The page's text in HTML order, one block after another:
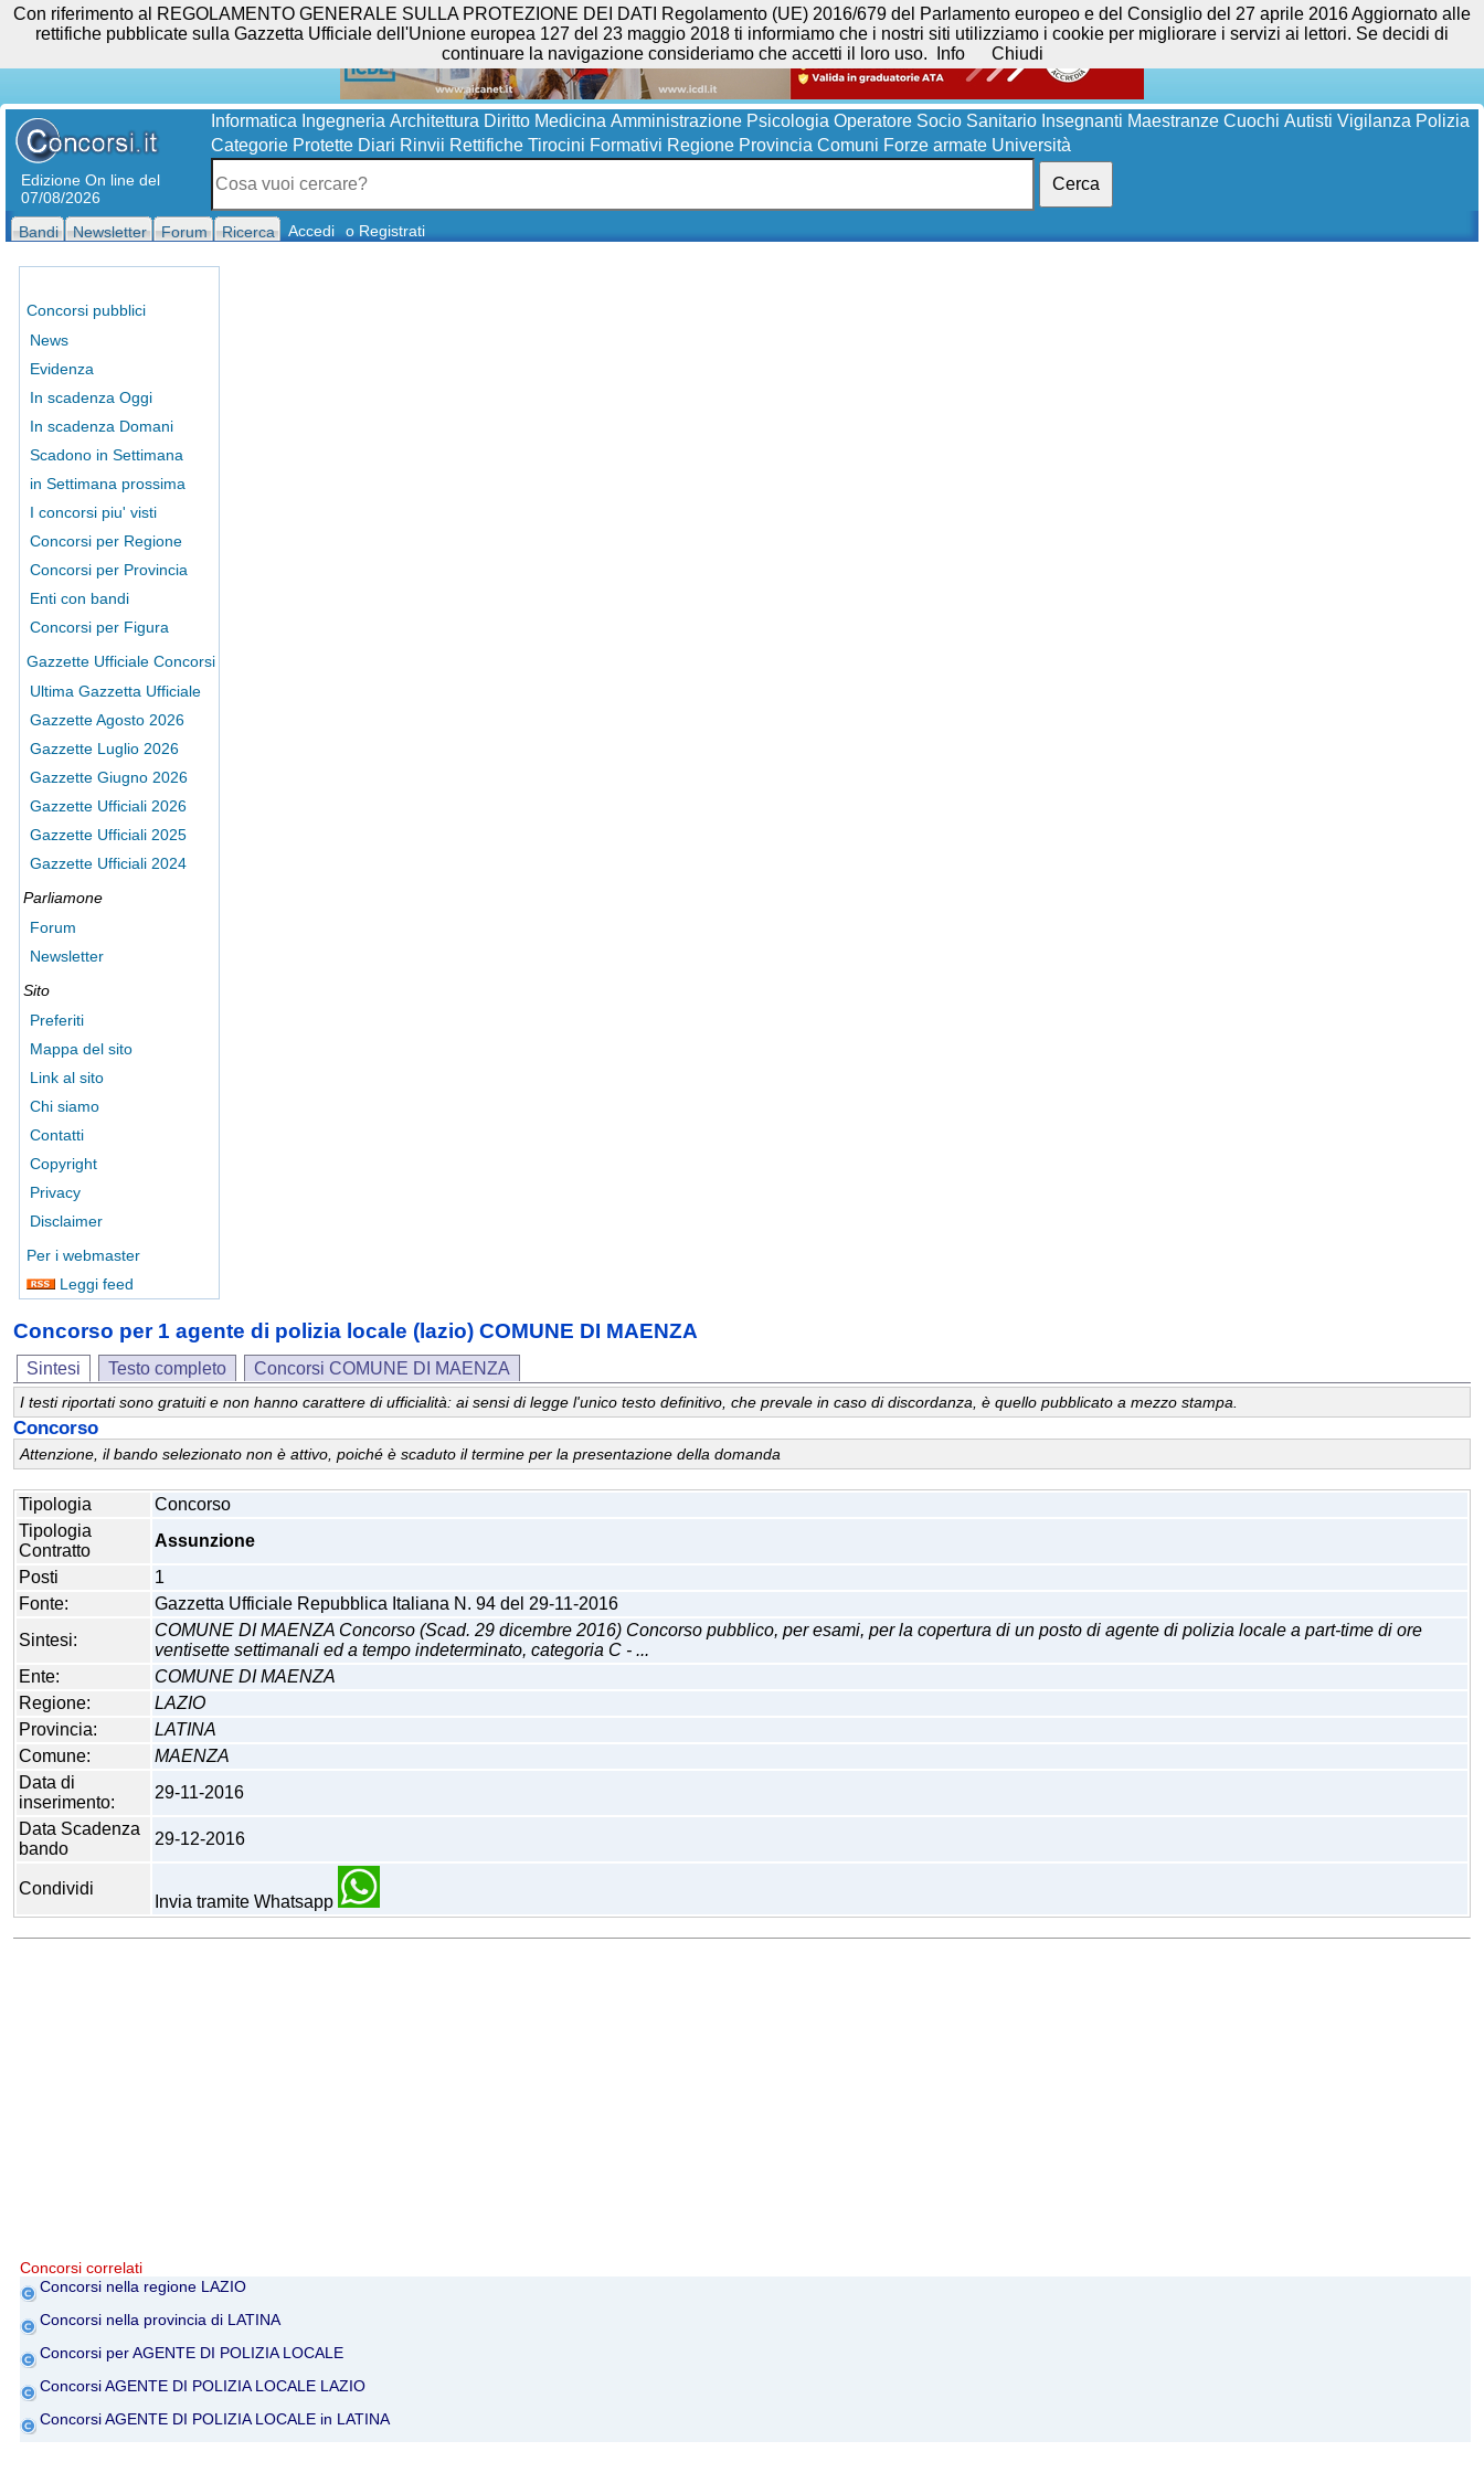
Edizione On line del
07/08/2026
Informatica Ingegneria Architettura Diritto Medicina Amministrazione Psicologia Operatore Socio Sanitario Insegnanti Maestranze Cuochi Autisti Vigilanza Polizia
Categorie Protette Diari Rinvii Rettifiche Tirocini Formativi Regione Provincia Comuni Forze armate Università
Cerca
Bandi Newsletter Forum Ricerca Accedi o Registrati
Concorsi pubblici
News
Evidenza
In scadenza Oggi
In scadenza Domani
Scadono in Settimana
in Settimana prossima
I concorsi piu' visti
Concorsi per Regione
Concorsi per Provincia
Enti con bandi
Concorsi per Figura
Gazzette Ufficiale Concorsi
Ultima Gazzetta Ufficiale
Gazzette Agosto 2026
Gazzette Luglio 2026
Gazzette Giugno 2026
Gazzette Ufficiali 2026
Gazzette Ufficiali 2025
Gazzette Ufficiali 2024
Parliamone
Forum
Newsletter
Sito
Preferiti
Mappa del sito
Link al sito
Chi siamo
Contatti
Copyright
Privacy
Disclaimer
Per i webmaster
Leggi feed
Concorso per 1 agente di polizia locale (lazio) COMUNE DI MAENZA
Sintesi Testo completo Concorsi COMUNE DI MAENZA
I testi riportati sono gratuiti e non hanno carattere di ufficialità: ai sensi di legge l'unico testo definitivo, che prevale in caso di discordanza, è quello pubblicato a mezzo stampa.
Concorso
Attenzione, il bando selezionato non è attivo, poiché è scaduto il termine per la presentazione della domanda
Tipologia
Concorso
Tipologia
Contratto
Assunzione
Posti
1
Fonte:
Gazzetta Ufficiale Repubblica Italiana N. 94 del 29-11-2016
Sintesi:
COMUNE DI MAENZA Concorso (Scad. 29 dicembre 2016) Concorso pubblico, per esami, per la copertura di un posto di agente di polizia locale a part-time di ore
ventisette settimanali ed a tempo indeterminato, categoria C - ...
Ente:
COMUNE DI MAENZA
Regione:
LAZIO
Provincia:
LATINA
Comune:
MAENZA
Data di
inserimento:
29-11-2016
Data Scadenza
bando
29-12-2016
Condividi
Invia tramite Whatsapp
Concorsi correlati
Concorsi nella regione LAZIO
Concorsi nella provincia di LATINA
Concorsi per AGENTE DI POLIZIA LOCALE
Concorsi AGENTE DI POLIZIA LOCALE LAZIO
Concorsi AGENTE DI POLIZIA LOCALE in LATINA
Con riferimento al REGOLAMENTO GENERALE SULLA PROTEZIONE DEI DATI Regolamento (UE) 2016/679 del Parlamento europeo e del Consiglio del 27 aprile 2016 Aggiornato alle
rettifiche pubblicate sulla Gazzetta Ufficiale dell'Unione europea 127 del 23 maggio 2018 ti informiamo che i nostri siti utilizziamo i cookie per migliorare i servizi ai lettori. Se decidi di
continuare la navigazione consideriamo che accetti il loro uso.
Info Chiudi